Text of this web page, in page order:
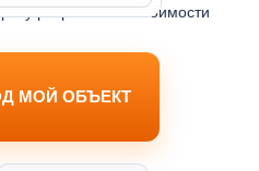
разработки и стоимости
МОЙ ОБЪЕКТ